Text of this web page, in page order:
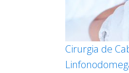
Cirurgia de